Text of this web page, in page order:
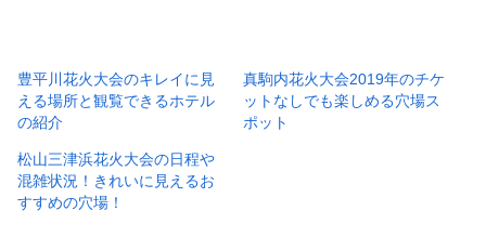
豊平川花火大会のキレイに見
える場所と観覧できるホテル
の紹介
真駒内花火大会2019年のチケ
ットなしでも楽しめる穴場ス
ポット
松山三津浜花火大会の日程や
混雑状況！きれいに見えるお
すすめの穴場！